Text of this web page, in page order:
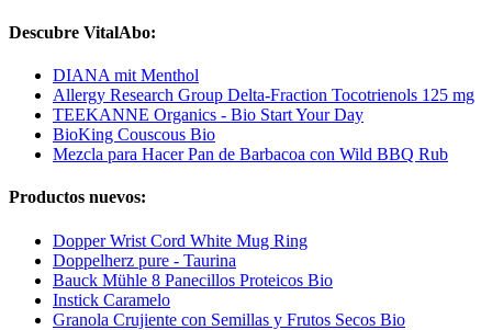
Descubre VitalAbo:
DIANA mit Menthol
Allergy Research Group Delta-Fraction Tocotrienols 125 mg
TEEKANNE Organics - Bio Start Your Day
BioKing Couscous Bio
Mezcla para Hacer Pan de Barbacoa con Wild BBQ Rub
Productos nuevos:
Dopper Wrist Cord White Mug Ring
Doppelherz pure - Taurina
Bauck Mühle 8 Panecillos Proteicos Bio
Instick Caramelo
Granola Crujiente con Semillas y Frutos Secos Bio